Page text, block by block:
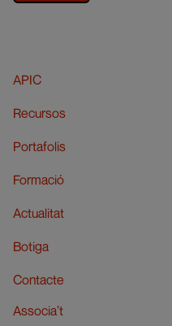
APIC
Recursos
Portafolis
Formació
Actualitat
Botiga
Contacte
Associa’t